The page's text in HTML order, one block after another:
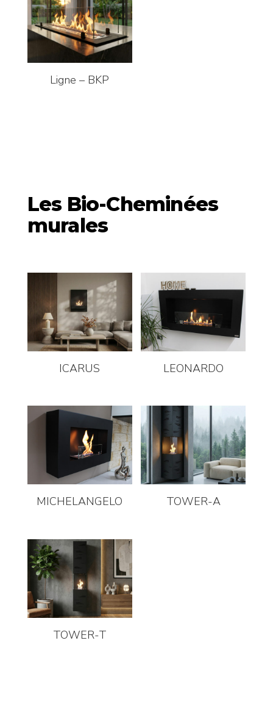
Ligne – BKP
Les Bio-Cheminées
murales
ICARUS LEONARDO
MICHELANGELO TOWER-A
TOWER-T